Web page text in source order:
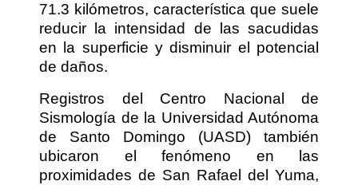
71.3 kilómetros, característica que suele
reducir la intensidad de las sacudidas
en la superficie y disminuir el potencial
de daños.
Registros del Centro Nacional de
Sismología de la Universidad Autónoma
de Santo Domingo (UASD) también
ubicaron el fenómeno en las
proximidades de San Rafael del Yuma,